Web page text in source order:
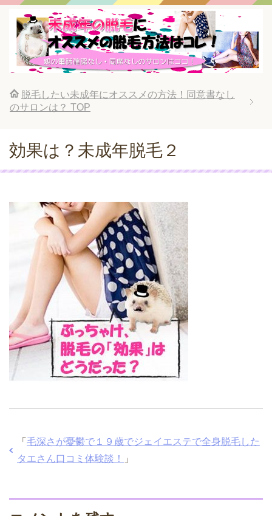
脱毛したい未成年にオススメの方法！同意書なし
のサロンは？ TOP
効果は？未成年脱毛２
「 毛深さが憂鬱で１９歳でジェイエステで全身脱毛した
タエさん口コミ体験談！
」